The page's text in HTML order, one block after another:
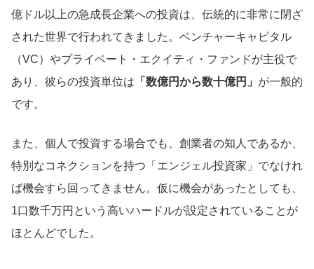
億ドル以上の急成長企業への投資は、伝統的に非常に閉ざ
された世界で行われてきました。ベンチャーキャピタル
（VC）やプライベート・エクイティ・ファンドが主役で
あり、彼らの投資単位は 「数億円から数十億円」 が一般的
です。
また、個人で投資する場合でも、創業者の知人であるか、
特別なコネクションを持つ「エンジェル投資家」でなけれ
ば機会すら回ってきません。仮に機会があったとしても、
1口数千万円という高いハードルが設定されていることが
ほとんどでした。